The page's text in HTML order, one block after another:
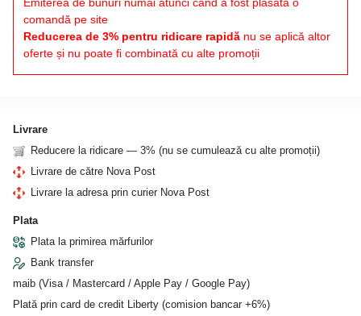
comandă pe site
Reducerea de 3% pentru ridicare rapidă nu se aplică altor
oferte și nu poate fi combinată cu alte promoții
Livrare
Reducere la ridicare — 3% (nu se cumulează cu alte promoții)
Livrare de către Nova Post
Livrare la adresa prin curier Nova Post
Plata
Plata la primirea mărfurilor
Bank transfer
maib (Visa / Mastercard / Apple Pay / Google Pay)
Plată prin card de credit Liberty (comision bancar +6%)